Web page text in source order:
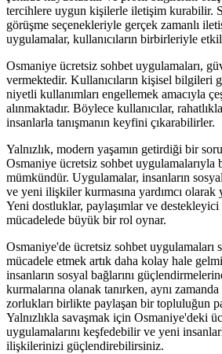
tercihlere uygun kişilerle iletişim kurabilir.
görüşme seçenekleriyle gerçek zamanlı
uygulamalar, kullanıcıların birbirleriyle
Osmaniye ücretsiz sohbet uygulamaları,
vermektedir. Kullanıcıların kişisel bilgileri
niyetli kullanımları engellemek amacıyla
alınmaktadır. Böylece kullanıcılar,
insanlarla tanışmanın keyfini çıkarabilirler.
Yalnızlık, modern yaşamın getirdiği bir
Osmaniye ücretsiz sohbet
mümkündür. Uygulamalar, insanların
ve yeni ilişkiler kurmasına yardımcı olarak
Yeni dostluklar, paylaşımlar ve
mücadelede büyük bir rol oynar.
Osmaniye'de ücretsiz sohbet uygulamaları
mücadele etmek artık daha kolay hale
insanların sosyal bağlarını
kurmalarına olanak tanırken, aynı
zorlukları birlikte paylaşan bir topluluğun
Yalnızlıkla savaşmak için Osmaniye'deki
uygulamalarını keşfedebilir ve yeni
ilişkilerinizi güçlendirebilirsiniz.